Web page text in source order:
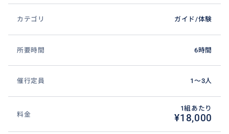
カテゴリ ガイド/体験
所要時間 6時間
催行定員 1〜3人
料金
1組あたり
¥18,000